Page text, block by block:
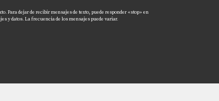
opción según tus necesidades
Para dejar de recibir mensajes de texto, puede responder «stop» en
y datos. La frecuencia de los mensajes puede variar.